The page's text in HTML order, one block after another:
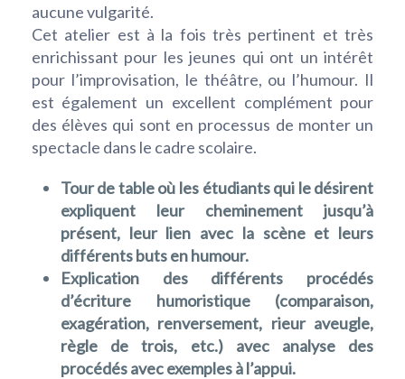
aucune vulgarité.
Cet atelier est à la fois très pertinent et très
enrichissant pour les jeunes qui ont un intérêt
pour l’improvisation, le théâtre, ou l’humour. Il
est également un excellent complément pour
des élèves qui sont en processus de monter un
spectacle dans le cadre scolaire.
Tour de table où les étudiants qui le désirent
expliquent leur cheminement jusqu’à
présent, leur lien avec la scène et leurs
différents buts en humour.
Explication des différents procédés
d’écriture humoristique (comparaison,
exagération, renversement, rieur aveugle,
règle de trois, etc.) avec analyse des
procédés avec exemples à l’appui.